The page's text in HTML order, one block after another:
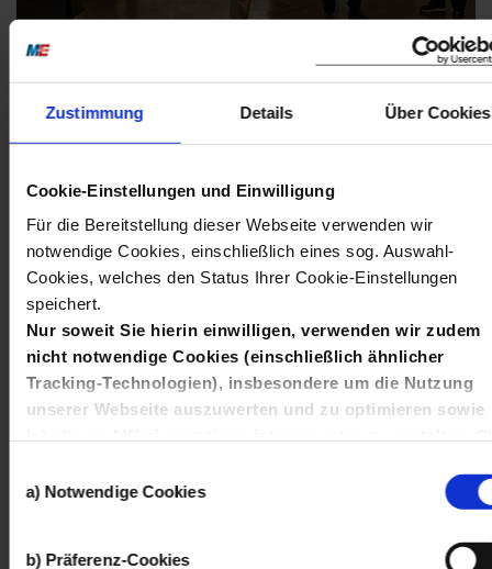
Zustimmung Details Über Cookies
Cookie-Einstellungen und Einwilligung
Für die Bereitstellung dieser Webseite verwenden wir
notwendige Cookies, einschließlich eines sog. Auswahl-
Cookies, welches den Status Ihrer Cookie-Einstellungen
speichert.
Nur soweit Sie hierin einwilligen, verwenden wir zudem
nicht notwendige Cookies (einschließlich ähnlicher
Tracking-Technologien), insbesondere um die Nutzung
unserer Webseite auszuwerten und zu optimieren sowie
Angebote von Social-Media-Diensten bereitzustellen.
Hierfür setzen wir die Dienste von Drittanbietern wie
Google, Facebook und Twitter ein, die Ihre Daten auch
a) Notwendige Cookies
b) Präferenz-Cookies
19.02.2024, Online-Portal
Die Metall- und Elektro-Industrie
zukunftsindustrie.de
Berufsorientierung für alle: Eltern, Unternehmen und
Lehrkräfte
Wonach